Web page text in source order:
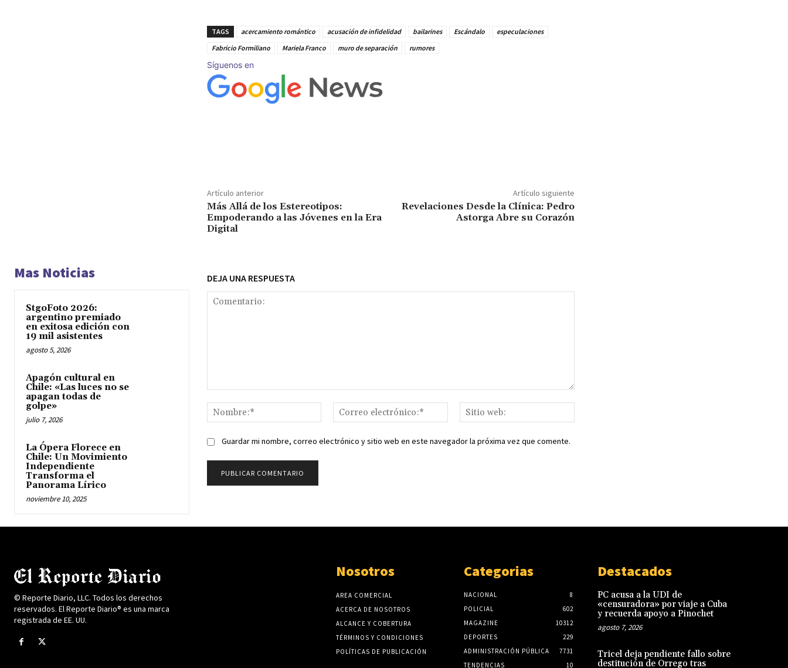
TAGS acercamiento romántico acusación de infidelidad bailarines Escándalo
especulaciones
Fabricio Formiliano
Mariela Franco muro de separación rumores
Síguenos en
Artículo anterior
Más Allá de los Estereotipos:
Empoderando a las Jóvenes en la Era
Digital
Artículo siguiente
Revelaciones Desde la Clínica: Pedro
Astorga Abre su Corazón
Mas Noticias
StgoFoto 2026:
argentino premiado
en exitosa edición con
19 mil asistentes
agosto 5, 2026
Apagón cultural en
Chile: «Las luces no se
apagan todas de
golpe»
julio 7, 2026
La Ópera Florece en
Chile: Un Movimiento
Independiente
Transforma el
Panorama Lírico
noviembre 10, 2025
DEJA UNA RESPUESTA
Nombre:*
Correo
electrónico:*
web:
Guardar mi nombre, correo electrónico y sitio web en este navegador la próxima vez que comente.
© Reporte Diario, LLC. Todos los derechos
reservados. El Reporte Diario® es una marca
registrada de EE. UU.
Nosotros
AREA COMERCIAL
ACERCA DE NOSOTROS
ALCANCE Y COBERTURA
TÉRMINOS Y CONDICIONES
POLÍTICAS DE PUBLICACIÓN
Categorias
NACIONAL
8
POLICIAL
602
MAGAZINE
10312
DEPORTES
229
ADMINISTRACIÓN PÚBLICA
7731
TENDENCIAS
10
Destacados
PC acusa a la UDI de
«censuradora» por viaje a Cuba
y recuerda apoyo a Pinochet
agosto 7, 2026
Tricel deja pendiente fallo sobre
destitución de Orrego tras